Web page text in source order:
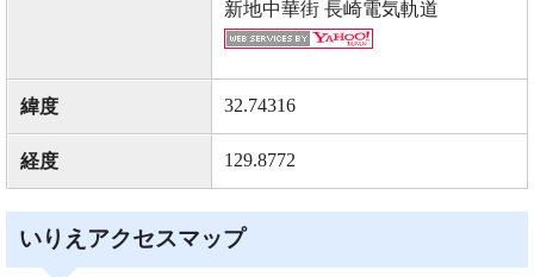
新地中華街 長崎電気軌道
緯度 32.74316
経度 129.8772
いりえアクセスマップ